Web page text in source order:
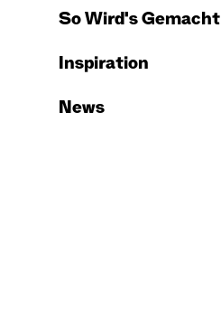
So Wird's Gemacht
Inspiration
News